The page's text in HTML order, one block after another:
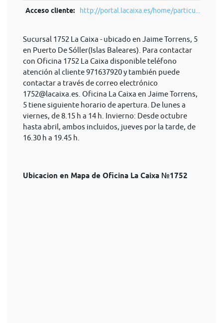
Acceso cliente: http://portal.lacaixa.es/home/particu...
Sucursal 1752 La Caixa - ubicado en Jaime Torrens, 5
en Puerto De Sóller(Islas Baleares). Para contactar
con Oficina 1752 La Caixa disponible teléfono
atención al cliente 971637920 y también puede
contactar a través de correo electrónico
1752@lacaixa.es . Oficina La Caixa en Jaime Torrens,
5 tiene siguiente horario de apertura. De lunes a
viernes, de 8.15 h a 14 h. Invierno: Desde octubre
hasta abril, ambos incluidos, jueves por la tarde, de
16.30 h a 19.45 h.
Ubicacion en Mapa de Oficina La Caixa №1752